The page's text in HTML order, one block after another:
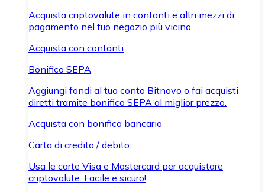
Acquista criptovalute in contanti e altri mezzi di
pagamento nel tuo negozio più vicino.
Acquista con contanti
Bonifico SEPA
Aggiungi fondi al tuo conto Bitnovo o fai acquisti
diretti tramite bonifico SEPA al miglior prezzo.
Acquista con bonifico bancario
Carta di credito / debito
Usa le carte Visa e Mastercard per acquistare
criptovalute. Facile e sicuro!